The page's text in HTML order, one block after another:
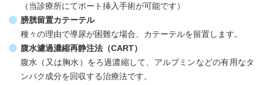
（当診療所にてポート挿入手術が可能です）
膀胱留置カテーテル
種々の理由で導尿が困難な場合、カテーテルを留置します。
腹水濾過濃縮再静注法（CART）
腹水（又は胸水）をろ過濃縮して、アルブミンなどの有用なタ
ンパク成分を回収する治療法です。